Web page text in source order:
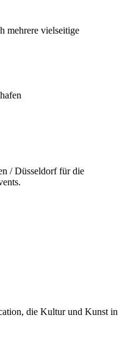
mehrere vielseitige
/ Düsseldorf für die
die Kultur und Kunst in